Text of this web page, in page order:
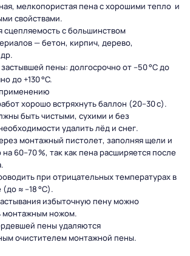
мелкопористая пена с хорошими тепло и
свойствами.
сцепляемость с большинством
— бетон, кирпич, дерево,
пены: долгосрочно от –50 °C до
до +130 °C.
хорошо встряхнуть баллон (20–30 с).
быть чистыми, сухими и без
удалить лёд и снег.
монтажный пистолет, заполняя щели и
60–70 %, так как пена расширяется после
при отрицательных температурах в
≈ –18 °C).
избыточную пену можно
монтажным ножом.
пены удаляются
очистителем монтажной пены.